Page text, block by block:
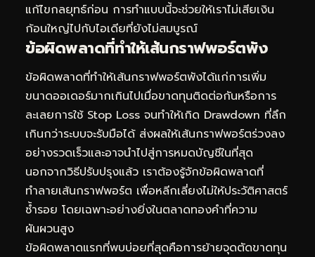
แก้ไขกลยุทธ์ก่อน การทำแบบนี้จะช่วยให้เราไม่เสียเงิน
ก้อนใหญ่ไปกับไอเดียที่ยังไม่สมบูรณ์
ข้อผิดพลาดที่ทำให้เส้นกราฟพอร์ตพัง
ข้อผิดพลาดที่ทำให้เส้นกราฟพอร์ตพังได้แก่การเพิ่ม
ขนาดออเดอร์มากเกินไปเมื่อขาดทุนติดต่อกันหรือการ
ละเลยการใช้ Stop Loss จนทำให้เกิด Drawdown ที่ลึก
เกินกว่าระบบจะรับมือได้ ส่งผลให้เส้นกราฟพอร์ตร่วงลง
อย่างรวดเร็วและอาจนำไปสู่การหมดบัญชีในที่สุด
นอกจากวิธีปรับปรุงแล้ว เราต้องรู้จักข้อผิดพลาดที่
ทำลายเส้นกราฟพอร์ต เพื่อหลีกเลี่ยงไม่ให้ประวัติศาสตร์
ซ้ำรอย โดยเฉพาะอย่างยิ่งในตลาดทองคำที่ความ
ผันผวนสูง
ข้อผิดพลาดแรกที่พบบ่อยที่สุดคือการย้ายจุดตัดขาดทุน